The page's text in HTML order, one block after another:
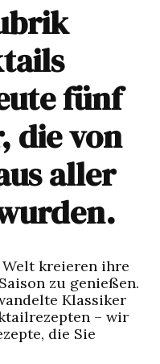
fünf
die von
aller
Welt kreieren ihre
zu genießen.
Klassiker
– wir
die Sie